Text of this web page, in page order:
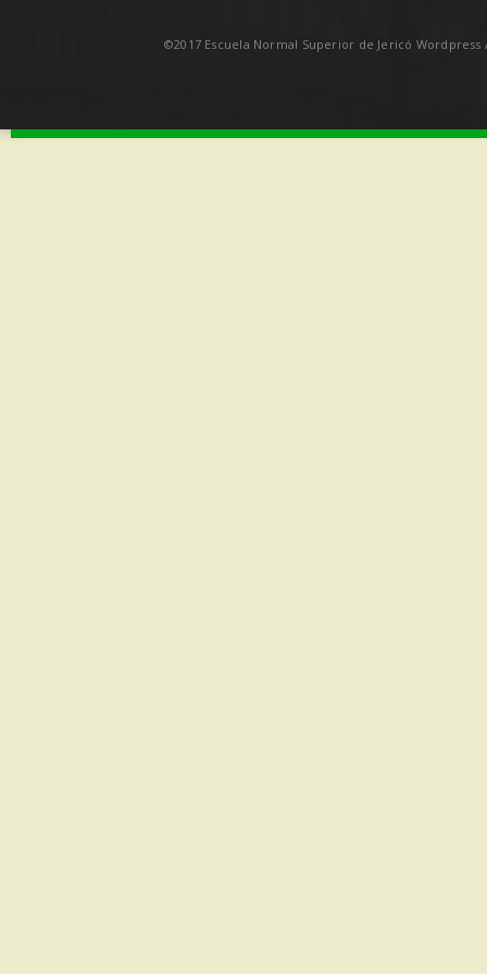
©2017 Escuela Normal Superior de Jericó